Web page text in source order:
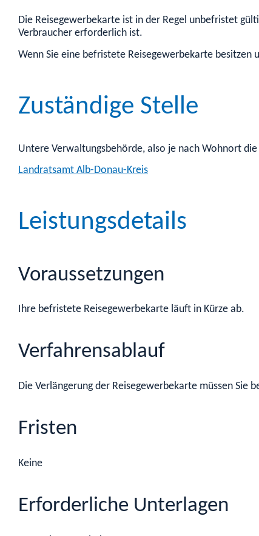
Die Reisegewerbekarte ist in der Regel unbefristet
Verbraucher erforderlich ist.
Wenn Sie eine befristete Reisegewerbekarte besitzen
Zuständige Stelle
Untere Verwaltungsbehörde, also je nach Wohnort
Landratsamt Alb-Donau-Kreis
Leistungsdetails
Voraussetzungen
Ihre befristete Reisegewerbekarte läuft in Kürze ab.
Verfahrensablauf
Die Verlängerung der Reisegewerbekarte müssen Sie
Fristen
Keine
Erforderliche Unterlagen